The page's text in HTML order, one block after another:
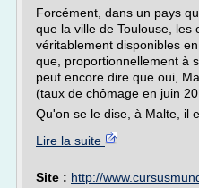
Forcément, dans un pays
que la ville de Toulouse,
véritablement disponibles
que, proportionnellement à
peut encore dire que oui,
(taux de chômage en juin
Qu'on se le dise, à Malte, il
Lire la suite
Site : http://